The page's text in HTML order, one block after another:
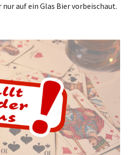
auf ein Glas Bier vorbeischaut.